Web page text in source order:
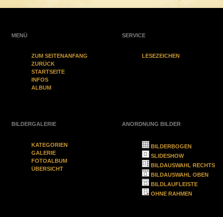
MENÜ
ZUM SEITENANFANG
ZURÜCK
STARTSEITE
INFOS
ALBUM
SERVICE
LESEZEICHEN
BILDERGALERIE
KATEGORIEN
GALERIE
FOTOALBUM
ÜBERSICHT
ANORDNUNG BILDER
BILDERBOGEN
SLIDESHOW
BILDAUSWAHL RECHTS
BILDAUSWAHL OBEN
BILDLAUFLEISTE
OHNE RAHMEN